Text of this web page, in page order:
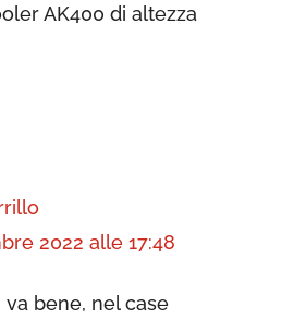
AK400 di altezza
2022 alle 17:48
va bene, nel case